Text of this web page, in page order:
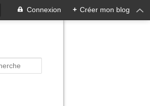
Connexion + Créer mon blog